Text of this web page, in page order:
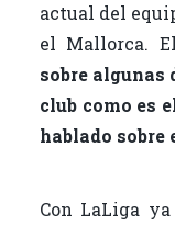
actual del
el Mallorca.
sobre algunas
club como es
hablado sobre
Con LaLiga